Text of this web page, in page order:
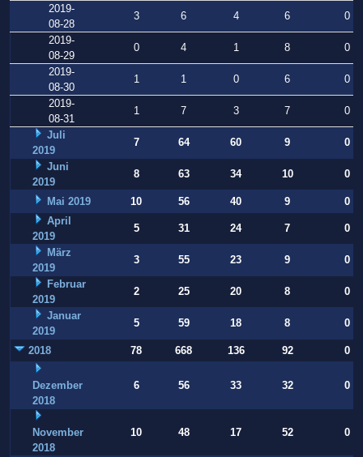
2019-
08-28
3 6 4 6
0
2019-
08-29
0 4 1 8
0
2019-
08-30
1 1 0 6
0
2019-
08-31
1 7 3 7
0
Juli
2019
7 64 60 9
0
Juni
2019
8 63 34 10 0
Mai 2019 10 56 40 9
0
April
2019
5 31 24 7
0
März
2019
3 55 23 9
0
Februar
2019
2 25 20 8
0
Januar
2019
5 59 18 8 0
2018 78 668 136 92 0
Dezember
2018
6 56 33 32 0
November
2018
10 48 17 52 0